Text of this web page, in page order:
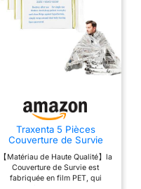
Traxenta 5 Pièces
Couverture de Survie
Reutilisable, Couvertures
Thermiques d'urgence
Indéchirable &
Imperméable pour
【Matériau de Haute Qualité】la
Couverture de Survie est
fabriquée en film PET, qui